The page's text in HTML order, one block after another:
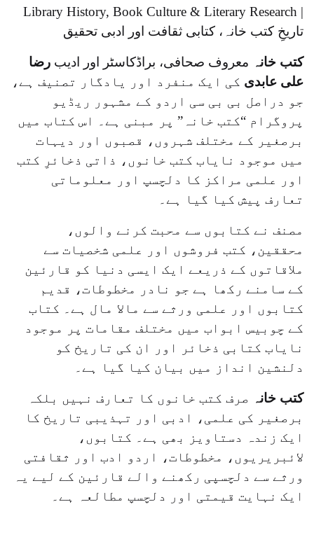
Library History, Book Culture & Literary Research |
تاریخِ کتب خانہ، کتابی ثقافت اور ادبی تحقیق
کتب خانہ معروف صحافی، براڈکاسٹر اور ادیب رضا
علی عابدی کی ایک منفرد اور یادگار تصنیف ہے،
جو دراصل بی بی سی اردو کے مشہور ریڈیو
پروگرام “کتب خانہ” پر مبنی ہے۔ اس کتاب میں
برصغیر کے مختلف شہروں، قصبوں اور دیہات
میں موجود نایاب کتب خانوں، ذاتی ذخائرِ کتب
اور علمی مراکز کا دلچسپ اور معلوماتی
تعارف پیش کیا گیا ہے۔
مصنف نے کتابوں سے محبت کرنے والوں،
محققین، کتب فروشوں اور علمی شخصیات سے
ملاقاتوں کے ذریعے ایک ایسی دنیا کو قارئین
کے سامنے رکھا ہے جو نادر مخطوطات، قدیم
کتابوں اور علمی ورثے سے مالا مال ہے۔ کتاب
کے چوبیس ابواب میں مختلف مقامات پر موجود
نایاب کتابی ذخائر اور ان کی تاریخ کو
دلنشین انداز میں بیان کیا گیا ہے۔
کتب خانہ
صرف کتب خانوں کا تعارف نہیں بلکہ
برصغیر کی علمی، ادبی اور تہذیبی تاریخ کا
ایک زندہ دستاویز بھی ہے۔ کتابوں،
لائبریریوں، مخطوطات، اردو ادب اور ثقافتی
ورثے سے دلچسپی رکھنے والے قارئین کے لیے یہ
ایک نہایت قیمتی اور دلچسپ مطالعہ ہے۔